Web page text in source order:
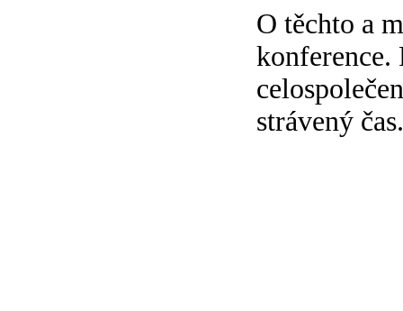
O těchto a
konference.
strávený čas.